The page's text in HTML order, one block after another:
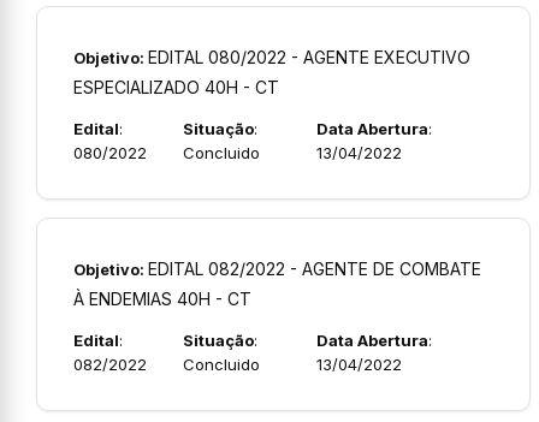
Objetivo: EDITAL 080/2022 - AGENTE EXECUTIVO
ESPECIALIZADO 40H - CT
Edital:
080/2022
Situação:
Concluido
Data Abertura:
13/04/2022
Objetivo: EDITAL 082/2022 - AGENTE DE COMBATE
À ENDEMIAS 40H - CT
Edital:
082/2022
Situação:
Concluido
Data Abertura:
13/04/2022